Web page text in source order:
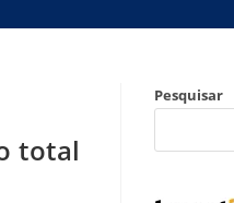
total
Pesquisar